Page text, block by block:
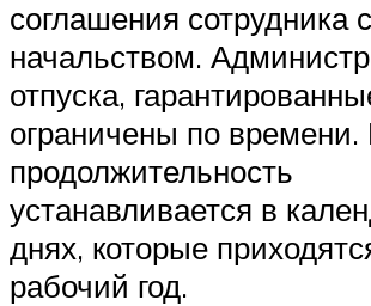
соглашения сотрудника с
начальством.
отпуска,
ограничены по времени.
продолжительность
устанавливается в
днях, которые
рабочий год.